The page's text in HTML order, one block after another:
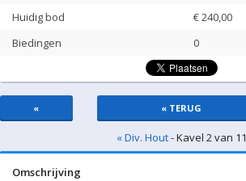
Huidig bod
€240,00
Biedingen
0
« « TERUG
« Div. Hout- Kavel 2 van 11
Omschrijving